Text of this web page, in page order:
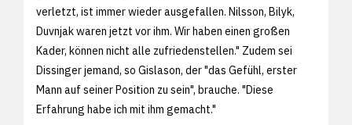
verletzt, ist immer wieder ausgefallen. Nilsson, Bilyk,
Duvnjak waren jetzt vor ihm. Wir haben einen großen
Kader, können nicht alle zufriedenstellen." Zudem sei
Dissinger jemand, so Gislason, der "das Gefühl, erster
Mann auf seiner Position zu sein", brauche. "Diese
Erfahrung habe ich mit ihm gemacht."